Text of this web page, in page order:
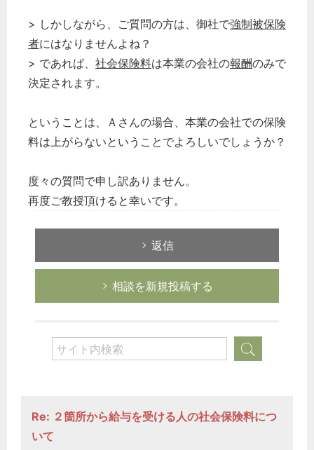
> しかしながら、ご質問の方は、御社で強制被保険
者にはなりませんよね？
> であれば、 社会保険料は本業の会社の報酬のみで
決定されます。
ということは、Ａさんの場合、本業の会社での保険
料は上がらないということでよろしいでしょうか？
度々の質問で申し訳ありません。
再度ご教授頂けると幸いです。
返信
相談を新規投稿する
Re: ２箇所から給与を受ける人の社会保険料につ
いて